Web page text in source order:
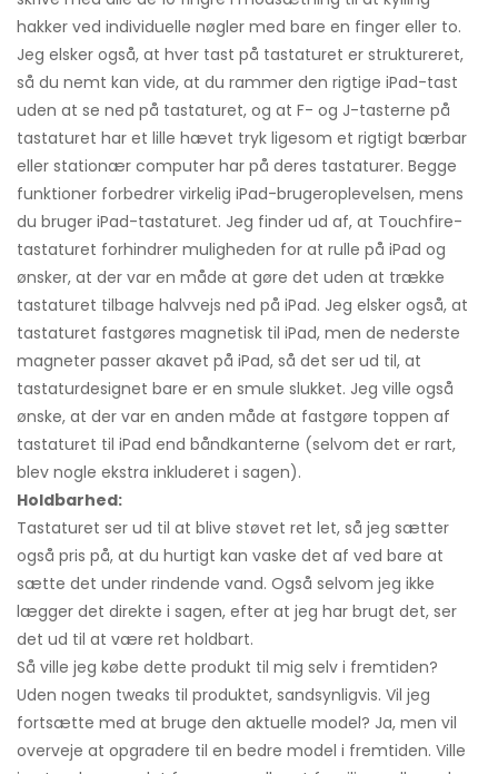
hakker ved individuelle nøgler med bare en finger eller to.
Jeg elsker også, at hver tast på tastaturet er struktureret,
så du nemt kan vide, at du rammer den rigtige iPad-tast
uden at se ned på tastaturet, og at F- og J-tasterne på
tastaturet har et lille hævet tryk ligesom et rigtigt bærbar
eller stationær computer har på deres tastaturer. Begge
funktioner forbedrer virkelig iPad-brugeroplevelsen, mens
du bruger iPad-tastaturet. Jeg finder ud af, at Touchfire-
tastaturet forhindrer muligheden for at rulle på iPad og
ønsker, at der var en måde at gøre det uden at trække
tastaturet tilbage halvvejs ned på iPad. Jeg elsker også, at
tastaturet fastgøres magnetisk til iPad, men de nederste
magneter passer akavet på iPad, så det ser ud til, at
tastaturdesignet bare er en smule slukket. Jeg ville også
ønske, at der var en anden måde at fastgøre toppen af ​​
tastaturet til iPad end båndkanterne (selvom det er rart,
blev nogle ekstra inkluderet i sagen).
Holdbarhed:
Tastaturet ser ud til at blive støvet ret let, så jeg sætter
også pris på, at du hurtigt kan vaske det af ved bare at
sætte det under rindende vand. Også selvom jeg ikke
lægger det direkte i sagen, efter at jeg har brugt det, ser
det ud til at være ret holdbart.
Så ville jeg købe dette produkt til mig selv i fremtiden?
Uden nogen tweaks til produktet, sandsynligvis. Vil jeg
fortsætte med at bruge den aktuelle model? Ja, men vil
overveje at opgradere til en bedre model i fremtiden. Ville